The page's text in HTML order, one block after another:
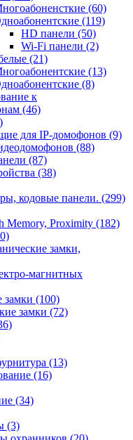
(60)
(119)
HD панели (50)
Wi-Fi панели (2)
(21)
(13)
(8)
к
(46)
для IP-домофонов (9)
(88)
(87)
(38)
кодовые панели. (299)
Memory, Proximity (182)
замки,
магнитных
замки (100)
замки (72)
(13)
(16)
(34)
(3)